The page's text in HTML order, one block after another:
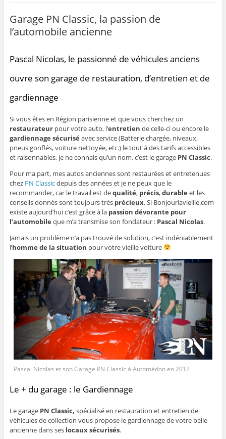
Garage PN Classic, la passion de
l’automobile ancienne
Pascal Nicolas, le passionné de véhicules anciens
ouvre son garage de restauration, d’entretien et de
gardiennage
Si vous êtes en Région parisienne et que vous cherchez un
restaurateurpour votre auto, l’entretien de celle-ci ou encore le
gardiennage sécurisé avec service (Batterie chargée, niveaux,
pneus gonflés, voiture nettoyée, etc.) le tout à des tarifs accessibles
et raisonnables, je ne connais qu’un nom, c’est le garage PN Classic.
Pour ma part, mes autos anciennes sont restaurées et entretenues
chez PN Classicdepuis des années et je ne peux que le
recommander, car le travail est dequalité, précis,durable et les
conseils donnés sont toujours très précieux. Si Bonjourlavieille.com
existe aujourd’hui c’est grâce à la passion dévorante pour
l’automobile que m’a transmise son fondateur : Pascal Nicolas.
Jamais un problème n’a pas trouvé de solution, c’est indéniablement
l’homme de la situation pour votre vieille voiture
Pascal Nicolas et son Garage PN Classic à Automédon en 2012
Le + du garage : le Gardiennage
Le garage PN Classic, spécialisé en restauration et entretien de
véhicules de collection vous propose le gardiennage de votre belle
ancienne dans seslocaux sécurisés.